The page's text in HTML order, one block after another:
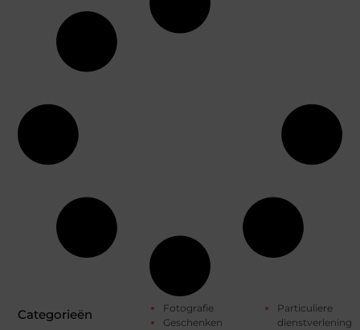
Categorieën
Fotografie
Geschenken
Particuliere
dienstverlening